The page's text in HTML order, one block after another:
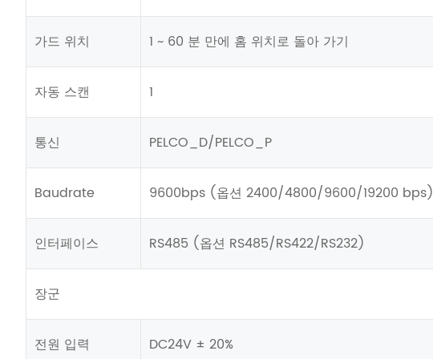
가드 위치 1 ~ 60 분 만에 홈 위치로 돌아 가기
자동 스캔 1
통신 PELCO_D/PELCO_P
Baudrate 9600bps (옵션 2400/4800/9600/19200 bps)
인터페이스 RS485 (옵션 RS485/RS422/RS232)
장군
전원 입력 DC24V ± 20%